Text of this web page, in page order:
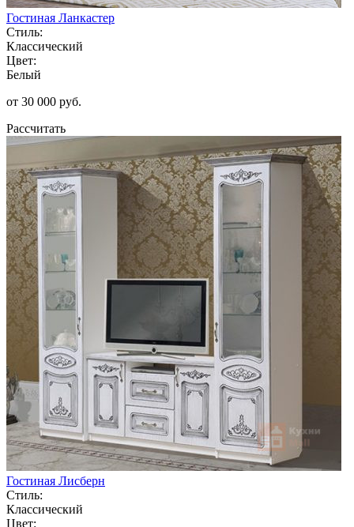
Гостиная Ланкастер
Стиль:
Классический
Цвет:
Белый
от 30 000 руб.
Рассчитать
Гостиная Лисберн
Стиль:
Классический
Цвет: